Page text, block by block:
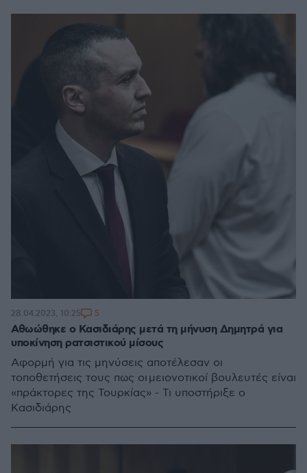
Αθωώθηκε ο Κασιδιάρης μετά τη μήνυση Δημητρά για
υποκίνηση ρατσιστικού μίσους
Αφορμή για τις μηνύσεις αποτέλεσαν οι
τοποθετήσεις τους πως οι μειονοτικοί βουλευτές είναι
«πράκτορες της Τουρκίας» - Τι υποστήριξε ο
Κασιδιάρης
28.04.2023, 10:25 5